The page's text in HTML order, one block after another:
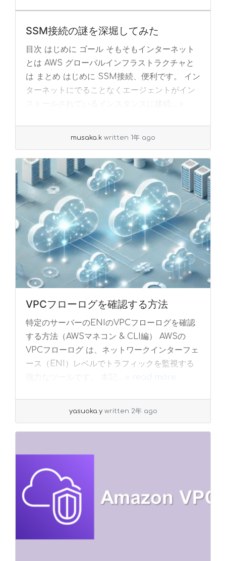
SSM接続の謎を深堀してみた
目次 はじめに ゴール そもそもインターネット
とは AWS グローバルインフラストラクチャと
は まとめ はじめに SSM接続、便利です。 イン
ターネットにでることなくエージェントがイン
musaka.k written 1年 ago
VPCフローログを確認する方法
特定のサーバーのENIのVPCフローログを確認
する方法（AWSマネコン & CLI編） AWSの
VPCフローログ は、ネットワークインターフェ
ース（ENI）レベルでトラフィックを監視する
read more
yasuoka.y written 2年 ago